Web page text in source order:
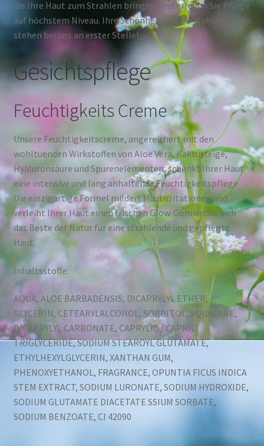
die Ihre Haut zum Strahlen bringen, und erleben Sie Pflege
auf höchstem Niveau. Ihre Schönheit und Ihr Wohlbefinden
stehen bei uns an erster Stelle!_-
Gesichtspflege
Feuchtigkeits Creme
Unsere Feuchtigkeitscreme, angereichert mit den
wohltuenden Wirkstoffen von Aloe Vera, Kaktusfeige,
Hyaluronsäure und Spurenelementen, schenkt Ihrer Haut
eine intensive und lang anhaltende Feuchtigkeitspflege
Die einzigartige Formel mildert Hautirritationen und
verleiht Ihrer Haut einen frischen Glow. Gönnen Sie sich
das Beste der Natur für eine strahlende und gepflegte
Haut.
Inhaltsstoffe:
AQUA, ALOE BARBADENSIS, DICAPRYLYL ETHER,
GLYCERIN, CETEARYLALCOHOL, SORBITOL, SQUALANE,
DICAPRYLYL CARBONATE, CAPRYLIC / CAPRIC
TRIGLYCERIDE, SODIUM STEAROYL GLUTAMATE,
ETHYLHEXYLGLYCERIN, XANTHAN GUM,
PHENOXYETHANOL, FRAGRANCE, OPUNTIA FICUS INDICA
STEM EXTRACT, SODIUM LURONATE, SODIUM HYDROXIDE,
SODIUM GLUTAMATE DIACETATE SSIUM SORBATE,
SODIUM BENZOATE, CI 42090